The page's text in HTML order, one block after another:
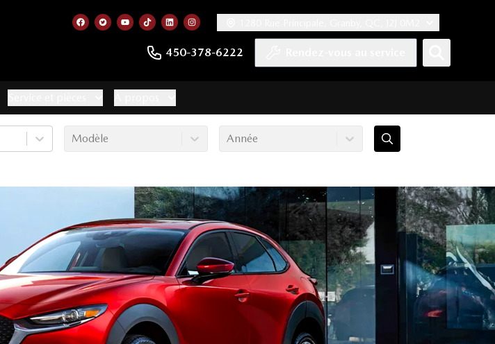
450-378-6222
Lien vers notre page facebook
Lien vers notre compte Twitter
Lien vers notre chaîne YouTube
Lien vers notre compte Tiktok
Lien vers notre compte LinkedIn
Lien vers notre compte Instagram
Modèle Année